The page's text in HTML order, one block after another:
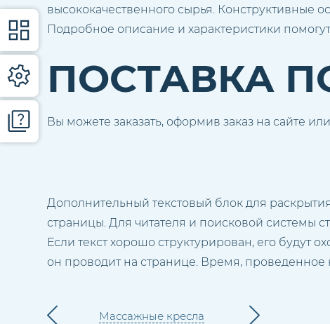
высококачественного сырья. Конструктивные
Подробное описание и характеристики
ПОСТАВКА
Вы можете заказать, оформив заказ на сайте
Дополнительный текстовый блок для
страницы. Для читателя и поисковой системы
Если текст хорошо структурирован, его будут
он проводит на странице. Время,
Массажные кресла